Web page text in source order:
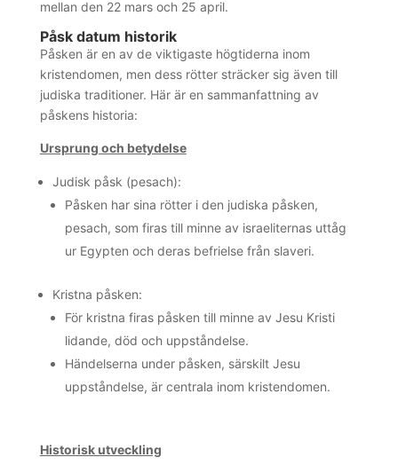
mellan den 22 mars och 25 april.
Påsk datum historik
Påsken är en av de viktigaste högtiderna inom
kristendomen, men dess rötter sträcker sig även till
judiska traditioner. Här är en sammanfattning av
påskens historia:
Ursprung och betydelse
Judisk påsk (pesach):
Påsken har sina rötter i den judiska påsken,
pesach, som firas till minne av israeliternas uttåg
ur Egypten och deras befrielse från slaveri.
Kristna påsken:
För kristna firas påsken till minne av Jesu Kristi
lidande, död och uppståndelse.
Händelserna under påsken, särskilt Jesu
uppståndelse, är centrala inom kristendomen.
Historisk utveckling